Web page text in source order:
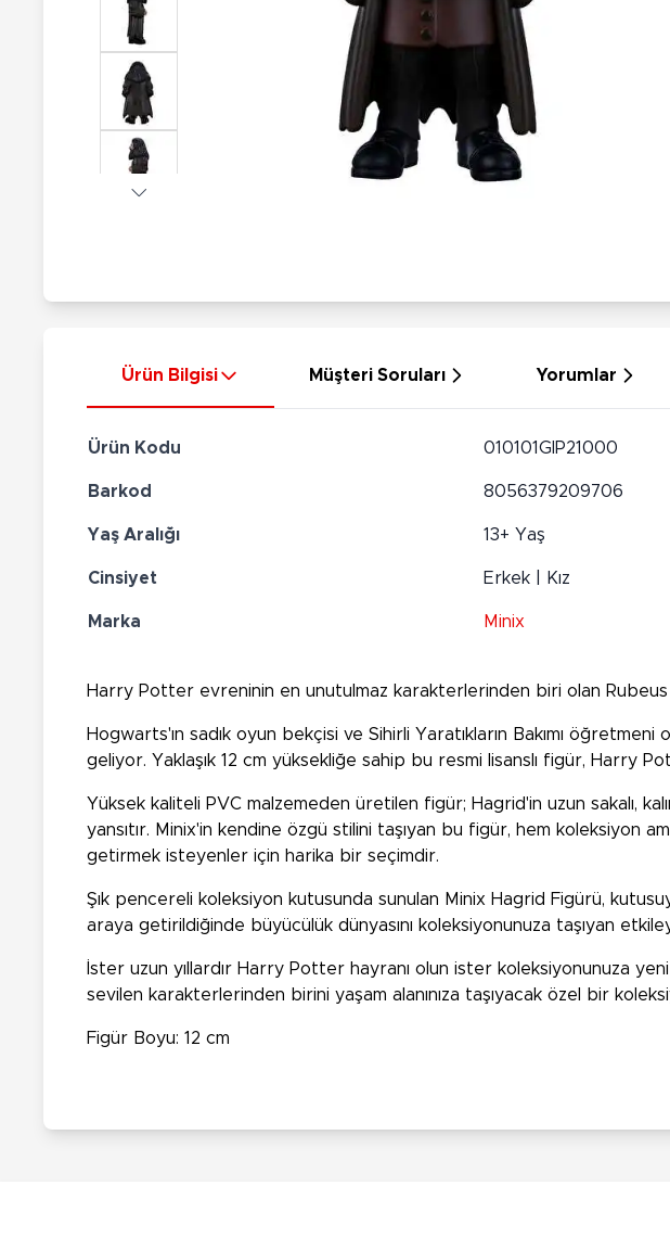
Hayvan Figürler
Çeşitli Figürler
Koleksiyon Figürler
Elektronik Ürünler
Silah Setleri
Kılıç Setleri
Hobi Oyuncakları
Maketler
Sihirbazlık Setleri
Puzzlelar
Çeşitli Eğlence
Ürün Bilgisi Müşteri Soruları Yorumlar
Ürün Kodu 010101GIP21000
Barkod 8056379209706
Yaş Aralığı 13+ Yaş
Cinsiyet Erkek | Kız
Marka Minix
Harry Potter evreninin en unutulmaz karakterlerinden biri olan
Hogwarts'ın sadık oyun bekçisi ve Sihirli Yaratıkların Bakımı
geliyor. Yaklaşık 12 cm yüksekliğe sahip bu resmi lisanslı figür, Harry
Yüksek kaliteli PVC malzemeden üretilen figür; Hagrid'in uzun sakalı,
yansıtır. Minix'in kendine özgü stilini taşıyan bu figür, hem
getirmek isteyenler için harika bir seçimdir.
Şık pencereli koleksiyon kutusunda sunulan Minix Hagrid Figürü,
araya getirildiğinde büyücülük dünyasını koleksiyonunuza taşıyan
İster uzun yıllardır Harry Potter hayranı olun ister koleksiyonunuza
sevilen karakterlerinden birini yaşam alanınıza taşıyacak özel bir
Figür Boyu: 12 cm